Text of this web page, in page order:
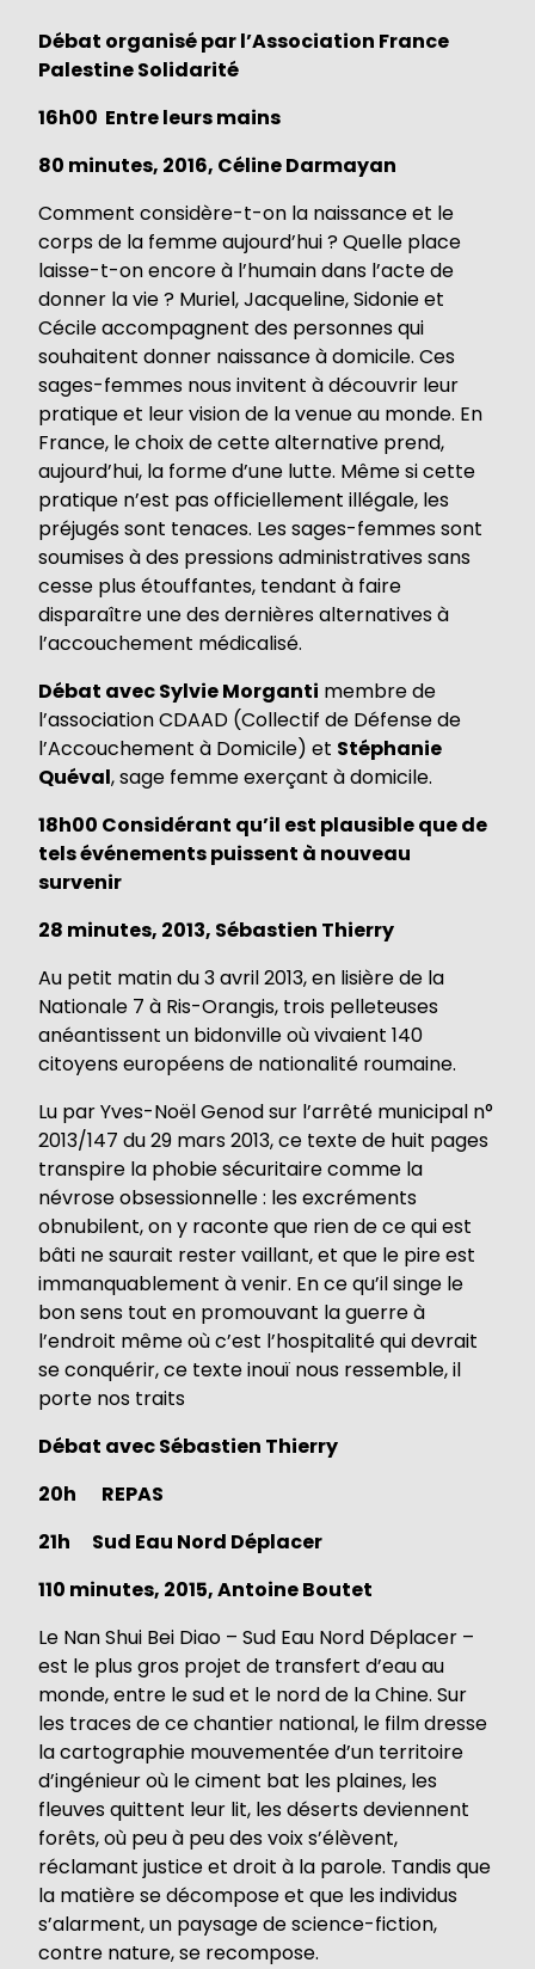
Débat organisé par l’Association France
Palestine Solidarité
16h00 Entre leurs mains
80 minutes, 2016, Céline Darmayan
Comment considère-t-on la naissance et le
corps de la femme aujourd’hui ? Quelle place
laisse-t-on encore à l’humain dans l’acte de
donner la vie ? Muriel, Jacqueline, Sidonie et
Cécile accompagnent des personnes qui
souhaitent donner naissance à domicile. Ces
sages-femmes nous invitent à découvrir leur
pratique et leur vision de la venue au monde. En
France, le choix de cette alternative prend,
aujourd’hui, la forme d’une lutte. Même si cette
pratique n’est pas officiellement illégale, les
préjugés sont tenaces. Les sages-femmes sont
soumises à des pressions administratives sans
cesse plus étouffantes, tendant à faire
disparaître une des dernières alternatives à
l’accouchement médicalisé.
Débat avec Sylvie Morganti membre de
l’association CDAAD (Collectif de Défense de
l’Accouchement à Domicile) et Stéphanie
Quéval, sage femme exerçant à domicile.
18h00 Considérant qu’il est plausible que de
tels événements puissent à nouveau
survenir
28 minutes, 2013, Sébastien Thierry
Au petit matin du 3 avril 2013, en lisière de la
Nationale 7 à Ris-Orangis, trois pelleteuses
anéantissent un bidonville où vivaient 140
citoyens européens de nationalité roumaine.
Lu par Yves-Noël Genod sur l’arrêté municipal n°
2013/147 du 29 mars 2013, ce texte de huit pages
transpire la phobie sécuritaire comme la
névrose obsessionnelle : les excréments
obnubilent, on y raconte que rien de ce qui est
bâti ne saurait rester vaillant, et que le pire est
immanquablement à venir. En ce qu’il singe le
bon sens tout en promouvant la guerre à
l’endroit même où c’est l’hospitalité qui devrait
se conquérir, ce texte inouï nous ressemble, il
porte nos traits
Débat avec Sébastien Thierry
20h REPAS
21h Sud Eau Nord Déplacer
110 minutes, 2015, Antoine Boutet
Le Nan Shui Bei Diao – Sud Eau Nord Déplacer –
est le plus gros projet de transfert d’eau au
monde, entre le sud et le nord de la Chine. Sur
les traces de ce chantier national, le film dresse
la cartographie mouvementée d’un territoire
d’ingénieur où le ciment bat les plaines, les
fleuves quittent leur lit, les déserts deviennent
forêts, où peu à peu des voix s’élèvent,
réclamant justice et droit à la parole. Tandis que
la matière se décompose et que les individus
s’alarment, un paysage de science-fiction,
contre nature, se recompose.